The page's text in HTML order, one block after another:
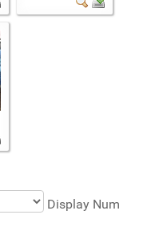
Display Num